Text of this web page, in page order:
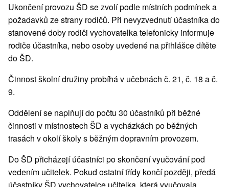
Ukončení provozu ŠD se zvolí podle místních podmínek a
požadavků ze strany rodičů. Při nevyzvednutí účastníka do
stanovené doby rodiči vychovatelka telefonicky informuje
rodiče účastníka, nebo osoby uvedené na přihlášce dítěte
do ŠD.
Činnost školní družiny probíhá v učebnách č. 21, č. 18 a č.
9.
Oddělení se naplňují do počtu 30 účastníků při běžné
činnosti v místnostech ŠD a vycházkách po běžných
trasách v okolí školy s běžným dopravním provozem.
Do ŠD přicházejí účastníci po skončení vyučování pod
vedením učitelek. Pokud ostatní třídy končí později, předá
účastníky ŠD vychovatelce učitelka, která vyučovala